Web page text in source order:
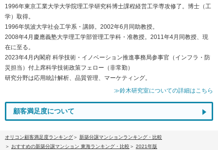
1996年東京工業大学大学院理工学研究科博士課程経営工学専攻修了。博士（工
学）取得。
1996年筑波大学社会工学系・講師。2002年6月同助教授。
2008年4月慶應義塾大学理工学部管理工学科・准教授。2011年4月同教授、現
在に至る。
2023年4月内閣府 科学技術・イノベーション推進事務局参事官（インフラ・防
災担当）付上席科学技術政策フェロー（非常勤）
研究分野は応用統計解析、品質管理、マーケティング。
≫鈴木研究室についての詳細はこちら
顧客満足度について
オリコン顧客満足度ランキング
新築分譲マンションランキング・比較
おすすめの新築分譲マンション 東海ランキング・比較
2021年版